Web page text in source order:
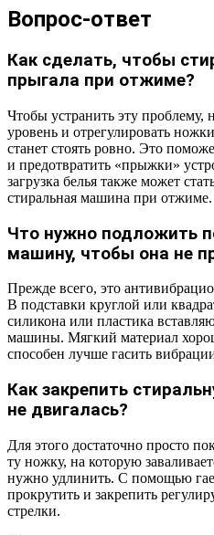
Вопрос-ответ
Как сделать, чтобы
прыгала при отжиме?
Чтобы устранить эту проблему,
уровень и отрегулировать
станет стоять ровно. Это
и предотвратить «прыжки»
загрузка белья также может
стиральная машина при отжиме.
Что нужно подложить
машину, чтобы она не
Прежде всего, это
В подставки круглой или
силикона или пластика
машины. Мягкий материал
способен лучше гасить
Как закрепить
не двигалась?
Для этого достаточно просто
ту ножку, на которую
нужно удлинить. С помощью
прокрутить и закрепить
стрелки.